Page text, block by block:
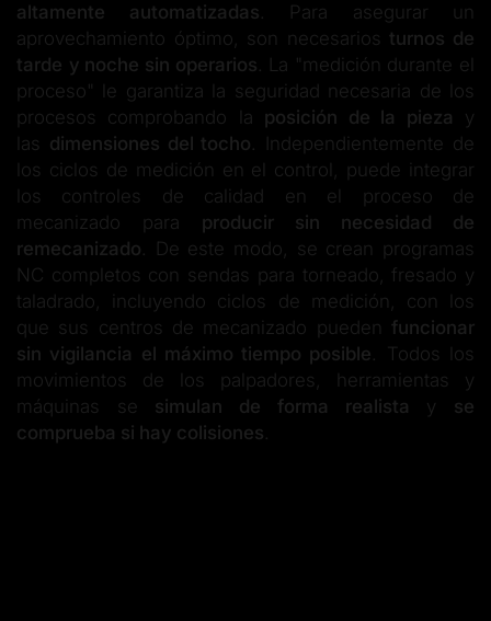
altamente automatizadas. Para asegurar un
aprovechamiento óptimo, son necesariosturnos de
tarde y noche sin operarios. La "medición durante el
proceso" le garantiza la seguridad necesaria de los
procesos comprobando la posición de la pieza
y
las dimensiones del tocho. Independientemente de
los ciclos de medición en el control, puede integrar
los controles de calidad en el proceso de
mecanizado para producir sin necesidad de
remecanizado. De este modo, se crean programas
NC completos con sendas para torneado, fresado y
taladrado, incluyendo ciclos de medición, con los
que sus centros de mecanizado pueden funcionar
sin vigilancia el máximo tiempo posible. Todos los
movimientos de los palpadores, herramientas y
máquinas se simulan de forma realista y se
comprueba si hay colisiones.